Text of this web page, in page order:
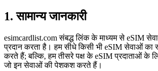
1. सामान्य जानकारी
esimcardlist.com संबद्ध लिंक के माध्यम से eSIM
प्रदान करता है। हम सीधे किसी भी eSIM सेवाओं का
करते हैं; बल्कि, हम तीसरे पक्ष के eSIM प्रदाताओं के
जो इन सेवाओं की पेशकश करते हैं।